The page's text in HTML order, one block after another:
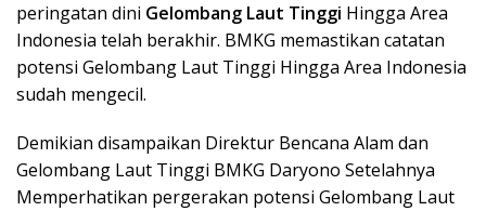
peringatan dini Gelombang Laut Tinggi Hingga Area
Indonesia telah berakhir. BMKG memastikan catatan
potensi Gelombang Laut Tinggi Hingga Area Indonesia
sudah mengecil.
Demikian disampaikan Direktur Bencana Alam dan
Gelombang Laut Tinggi BMKG Daryono Setelahnya
Memperhatikan pergerakan potensi Gelombang Laut